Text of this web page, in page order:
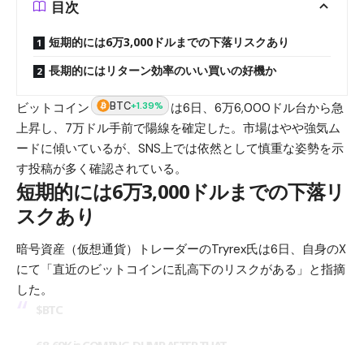
目次
短期的には6万3,000ドルまでの下落リスクあり
長期的にはリターン効率のいい買いの好機か
ビットコイン BTC+1.39%
は6日、6万6,000ドル台から急
上昇し、7万ドル手前で陽線を確定した。市場はやや強気ム
ードに傾いているが、SNS上では依然として慎重な姿勢を示
す投稿が多く確認されている。
短期的には6万3,000ドルまでの下落リ
スクあり
暗号資産（仮想通貨）トレーダーのTryrex氏は6日、自身のX
にて「直近のビットコインに乱高下のリスクがある」と指摘
した。